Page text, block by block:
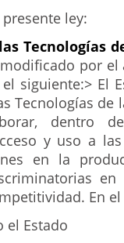
ley:
Tecnologías
por
siguiente:> El
Tecnologías de
dentro
y uso a
en la
En el
el Estado